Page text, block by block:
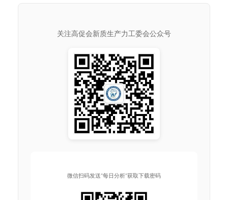
关注高促会新质生产力工委会公众号
微信扫码发送"每日分析"获取下载密码